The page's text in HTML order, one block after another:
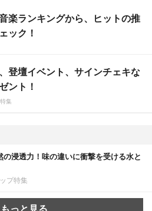
楽ランキングから、ヒットの推
ック！
登壇イベント、サインチェキな
ント！
集
の浸透力！味の違いに衝撃を受ける水と
プ特集
もっと見る